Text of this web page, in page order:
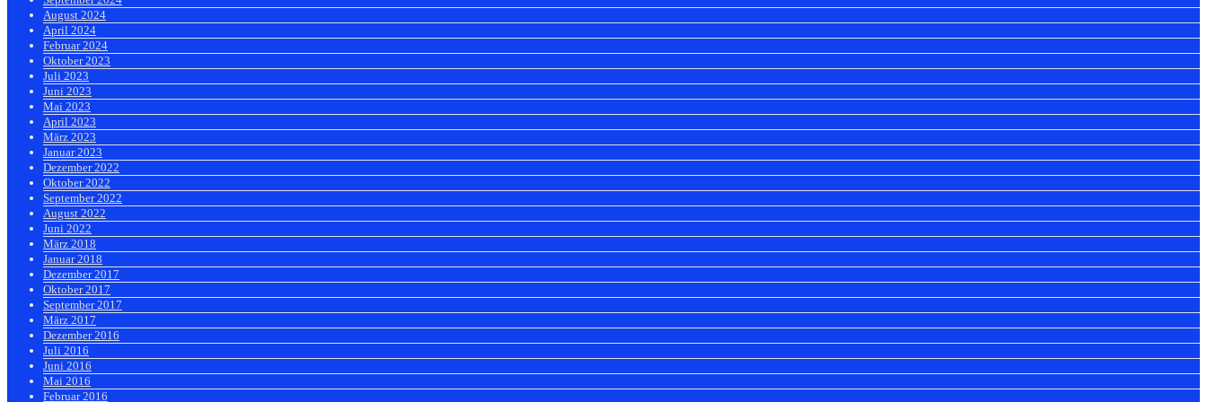
August 2024
April 2024
Februar 2024
Oktober 2023
Juli 2023
Juni 2023
Mai 2023
April 2023
März 2023
Januar 2023
Dezember 2022
Oktober 2022
September 2022
August 2022
Juni 2022
März 2018
Januar 2018
Dezember 2017
Oktober 2017
September 2017
März 2017
Dezember 2016
Juli 2016
Juni 2016
Mai 2016
Februar 2016